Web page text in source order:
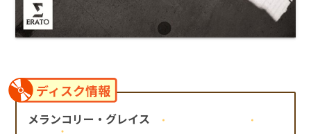
ディスク情報
メランコリー・グレイス